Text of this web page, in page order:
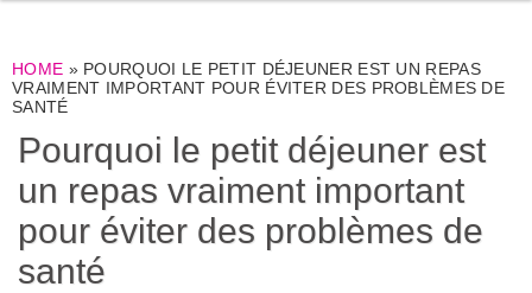
HOME » POURQUOI LE PETIT DÉJEUNER EST UN REPAS
VRAIMENT IMPORTANT POUR ÉVITER DES PROBLÈMES DE
SANTÉ
Pourquoi le petit déjeuner est
un repas vraiment important
pour éviter des problèmes de
santé